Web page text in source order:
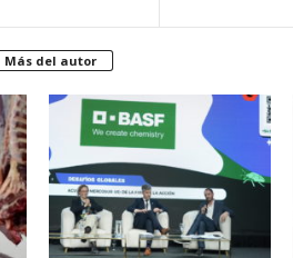
Más del autor